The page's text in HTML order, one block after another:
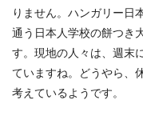
りません。ハンガリー日
通う日本人学校の餅つき
す。現地の人々は、週末
ていますね。どうやら、
考えているようです。